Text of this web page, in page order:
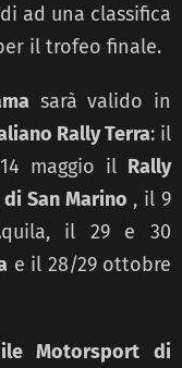
ad una classifica
il trofeo finale.
sarà valido in
Rally Terra: il
maggio il Rally
di San Marino , il 9
il 29 e 30
e il 28/29 ottobre
Motorsport di